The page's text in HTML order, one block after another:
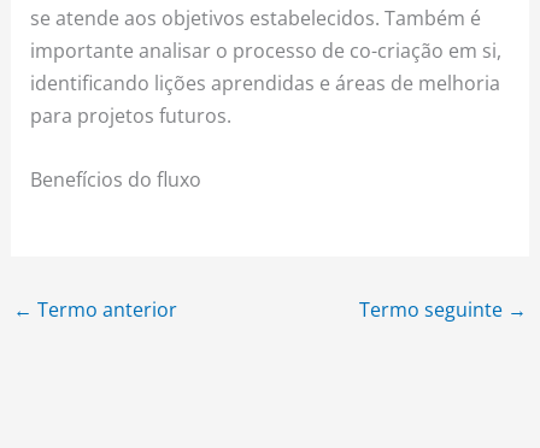
se atende aos objetivos estabelecidos. Também é
importante analisar o processo de co-criação em si,
identificando lições aprendidas e áreas de melhoria
para projetos futuros.
Benefícios do fluxo
← Termo anterior Termo seguinte →